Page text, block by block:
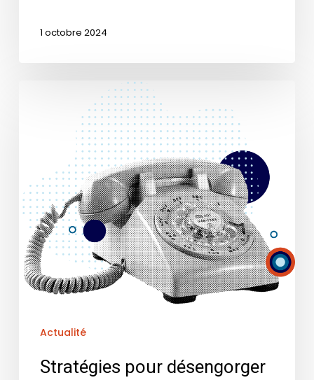
1 octobre 2024
Actualité
Stratégies pour désengorger